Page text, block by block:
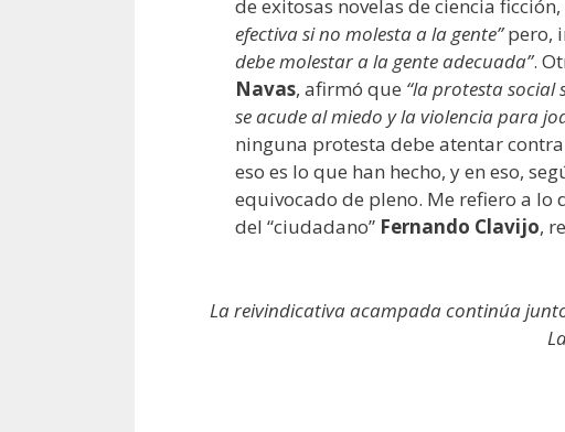
de exitosas novelas de ciencia
efectiva si no molesta a la gente”pero,
debe molestar a la gente adecuada”.
Navas, afirmó que “la protesta social
se acude al miedo y la violencia para
ninguna protesta debe atentar
eso es lo que han hecho, y en eso,
equivocado de pleno. Me refiero a
del “ciudadano” Fernando Clavijo,
La reivindicativa acampada continúa